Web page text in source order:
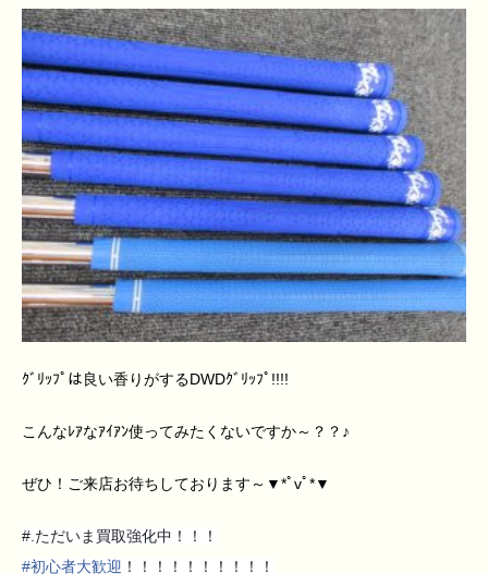
ｸﾞﾘｯﾌﾟは良い香りがするDWDｸﾞﾘｯﾌﾟ!!!!
こんなﾚｱなｱｲｱﾝ使ってみたくないですか～？？♪
ぜひ！ご来店お待ちしております～▼*ﾟvﾟ*▼
#.ただいま買取強化中！！！
#初心者大歓迎 ！！！！！！！！！！